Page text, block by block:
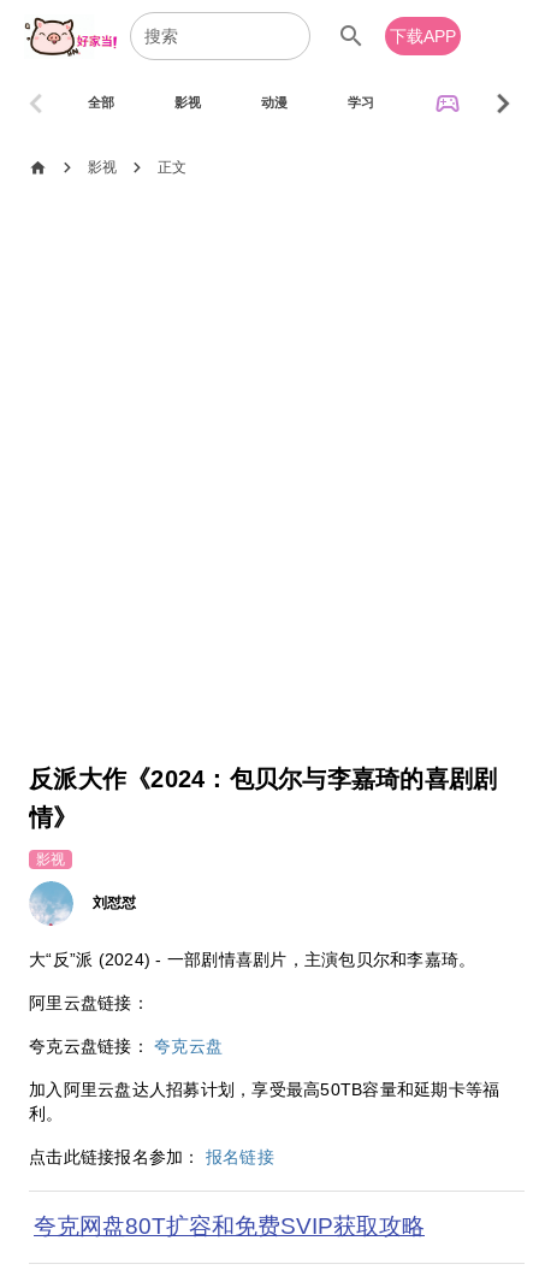
search 下载APP
全部 影视 动漫 学习 sports_esports
chevron_left chevron_right
home chevron_right 影视 chevron_right 正文
反派大作《2024：包贝尔与李嘉琦的喜剧剧
情》
影视
刘怼怼
大“反”派 (2024) - 一部剧情喜剧片，主演包贝尔和李嘉琦。
阿里云盘链接：
夸克云盘链接：夸克云盘
加入阿里云盘达人招募计划，享受最高50TB容量和延期卡等福
利。
点击此链接报名参加： 报名链接
夸克网盘80T扩容和免费SVIP获取攻略